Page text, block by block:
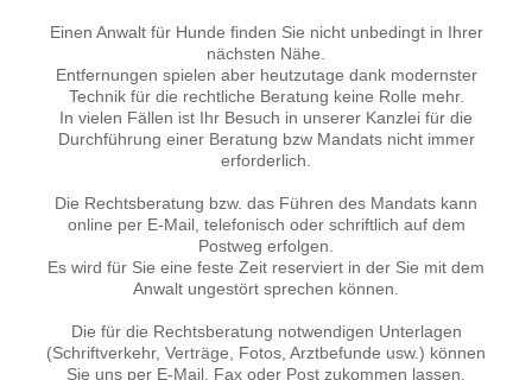
Einen Anwalt für Hunde finden Sie nicht unbedingt in Ihrer
nächsten Nähe.
Entfernungen spielen aber heutzutage dank modernster
Technik für die rechtliche Beratung keine Rolle mehr.
In vielen Fällen ist Ihr Besuch in unserer Kanzlei für die
Durchführung einer Beratung bzw Mandats nicht immer
erforderlich.
Die Rechtsberatung bzw. das Führen des Mandats kann
online per E-Mail, telefonisch oder schriftlich auf dem
Postweg erfolgen.
Es wird für Sie eine feste Zeit reserviert in der Sie mit dem
Anwalt ungestört sprechen können.
Die für die Rechtsberatung notwendigen Unterlagen
(Schriftverkehr, Verträge, Fotos, Arztbefunde usw.) können
Sie uns per E-Mail, Fax oder Post zukommen lassen.